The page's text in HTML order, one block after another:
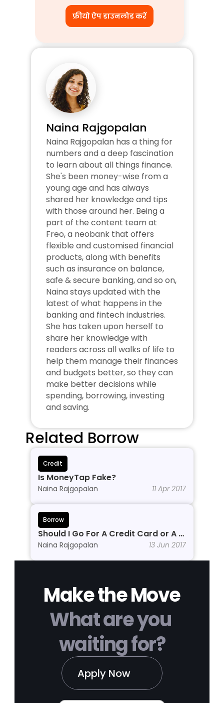
फ्रीयो ऐप डाउनलोड करें
Naina Rajgopalan
Naina Rajgopalan has a thing for
numbers and a deep fascination
to learn about all things finance.
She's been money-wise from a
young age and has always
shared her knowledge and tips
with those around her. Being a
part of the content team at
Freo, a neobank that offers
flexible and customised financial
products, along with benefits
such as insurance on balance,
safe & secure banking, and so on,
Naina stays updated with the
latest of what happens in the
banking and fintech industries.
She has taken upon herself to
share her knowledge with
readers across all walks of life to
help them manage their finances
and budgets better, so they can
make better decisions while
spending, borrowing, investing
and saving.
Related Borrow
Credit
Is MoneyTap Fake?
Naina Rajgopalan 11 Apr 2017
Borrow
Should I Go For A Credit Card or A
Personal Line of Credit?
Naina Rajgopalan 13 Jun 2017
Make the Move
What are you
waiting for?
Apply Now